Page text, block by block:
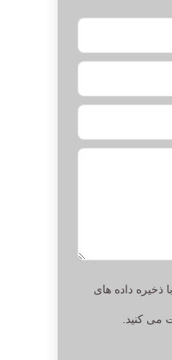
ذخیره داده های
می کنید.